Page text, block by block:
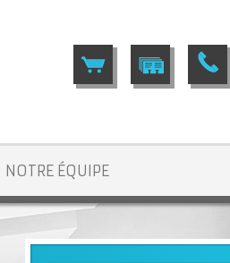
NOTRE ÉQUIPE